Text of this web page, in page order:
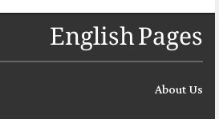
English Pages
About Us